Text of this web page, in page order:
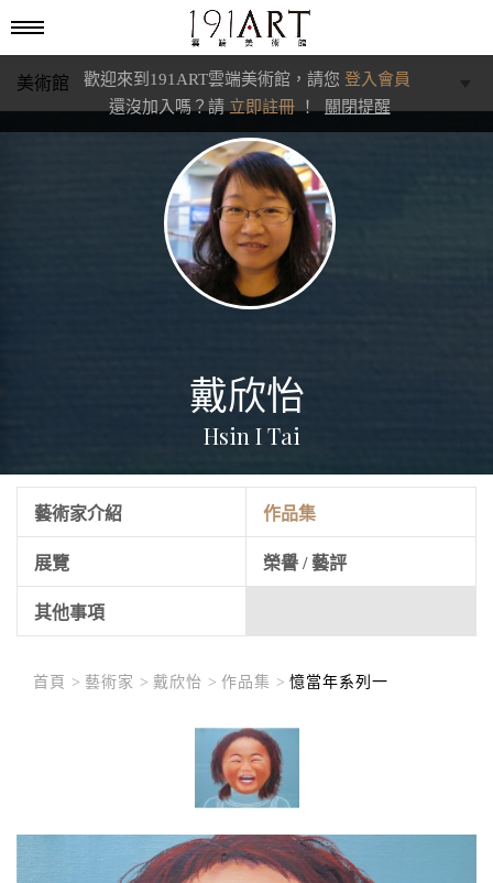
歡迎來到191ART雲端美術館，請您 登入會員
還沒加入嗎？請 立即註冊！ 關閉提醒
美術館
戴欣怡
Hsin I Tai
藝術家介紹 作品集
展覽 榮譽 / 藝評
其他事項
首頁 > 藝術家 > 戴欣怡 > 作品集 > 憶當年系列一